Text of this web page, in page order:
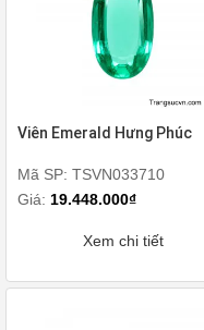
Viên Emerald Hưng Phúc
Mã SP: TSVN033710
Giá: 19.448.000₫
Xem chi tiết